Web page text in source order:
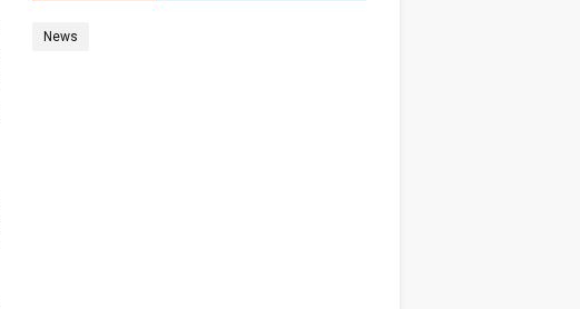
News